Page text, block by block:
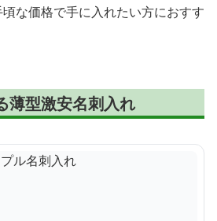
な価格で手に入れたい方におすす
薄型激安名刺入れ